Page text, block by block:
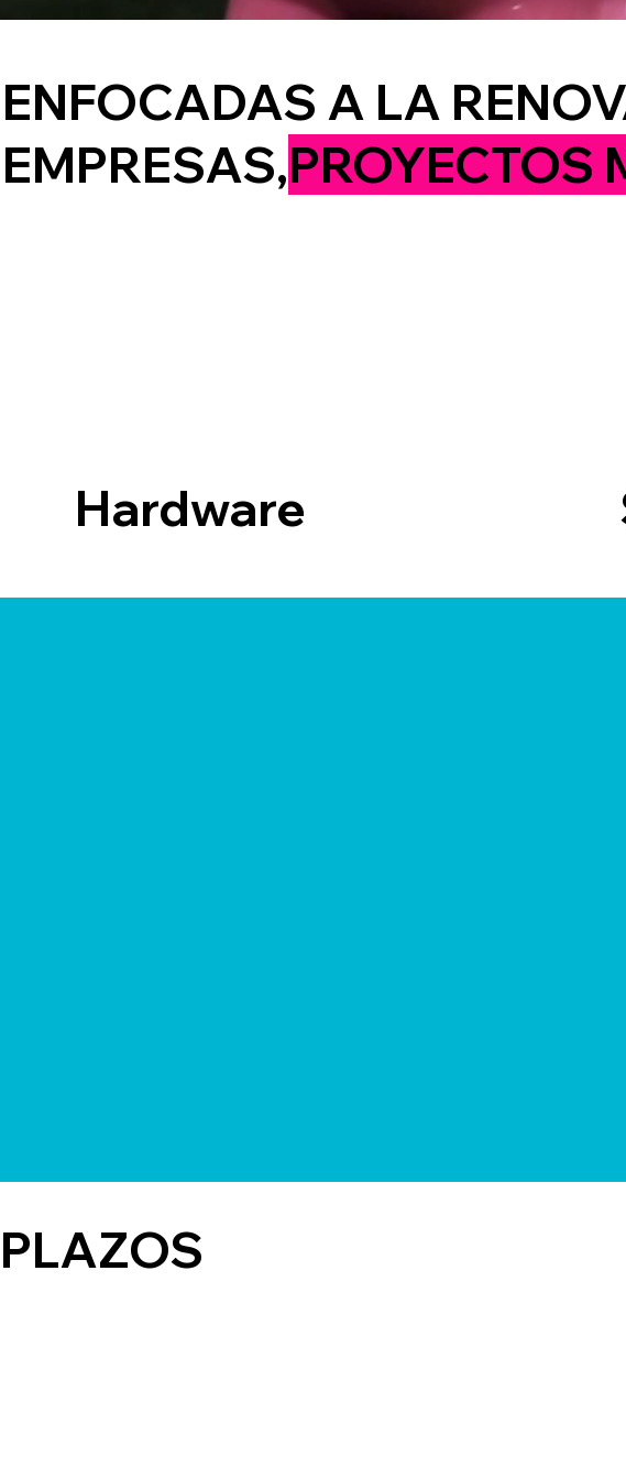
ENFOCADAS A LA
EMPRESAS,PROYECTOS
Hardware
PLAZOS